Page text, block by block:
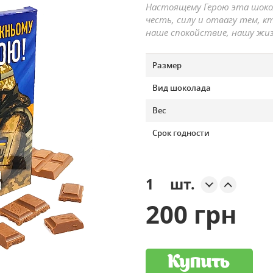
Настоящему Герою эта
честь, силу и отвагу тем,
наше спокойствие, нашу
Размер
Вид шоколада
Вес
Срок годности
шт.
200 грн
Купить